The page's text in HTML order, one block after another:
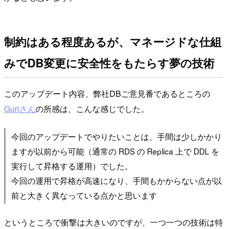
制約はある程度あるが、マネージドな仕組
みでDB変更に安全性をもたらす夢の技術
このアップデート内容、弊社DBご意見番であるところの
Guriさんの所感は、こんな感じでした。
今回のアップデートでやりたいことは、手間は少しかかり
ますが以前から可能（通常の RDS の Replica 上で DDL を
実行して昇格する運用）でした。
今回の運用で昇格が高速になり、手間もかからない点が以
前と大きく異なっている点かと思います
というところで衝撃は大きいのですが、一つ一つの技術は特